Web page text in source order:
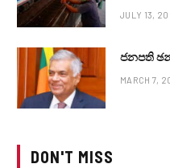
JULY 13,
ජනපති
MARCH 7,
DON'T MISS